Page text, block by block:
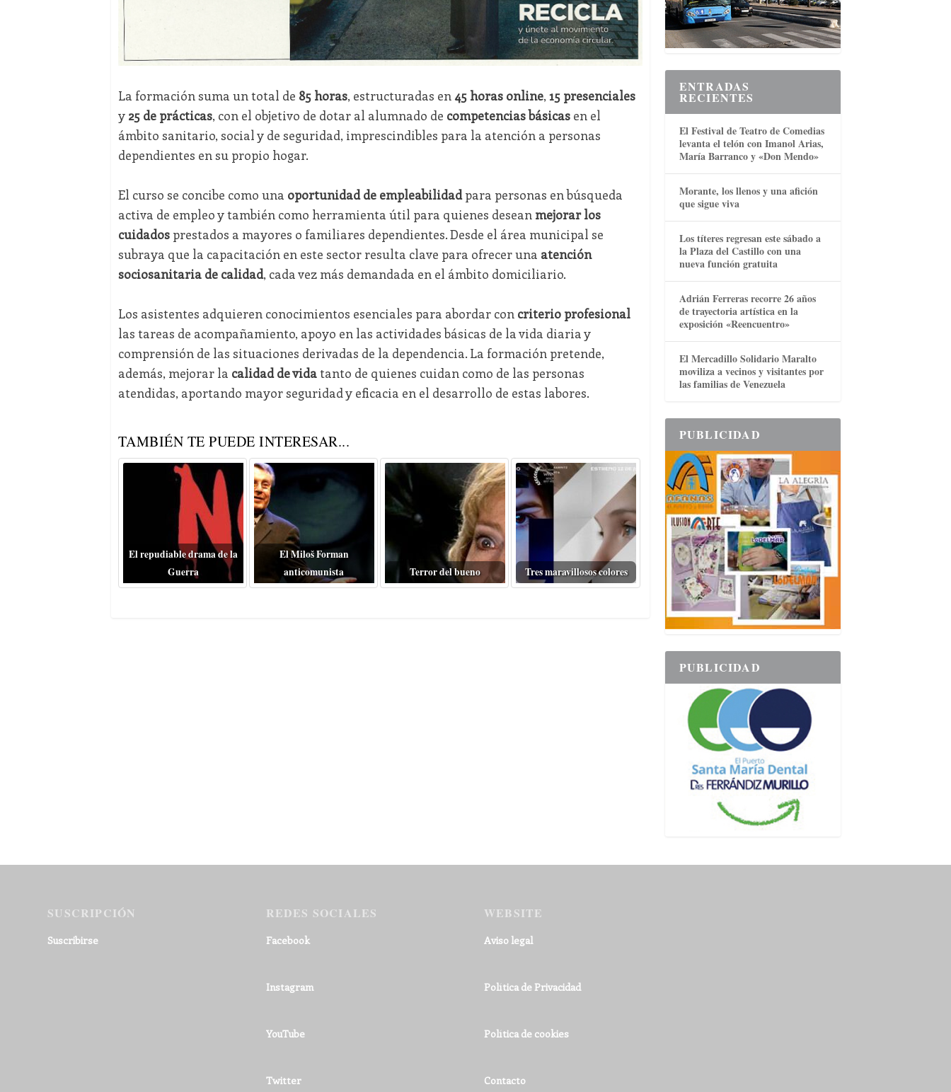
La formación suma un total de 85 horas, estructuradas en 45 horas online, 15 presenciales
y 25 de prácticas, con el objetivo de dotar al alumnado de competencias básicasen el
ámbito sanitario, social y de seguridad, imprescindibles para la atención a personas
dependientes en su propio hogar.
El curso se concibe como una oportunidad de empleabilidadpara personas en búsqueda
activa de empleo y también como herramienta útil para quienes desean mejorar los
cuidadosprestados a mayores o familiares dependientes. Desde el área municipal se
subraya que la capacitación en este sector resulta clave para ofrecer una atención
sociosanitaria de calidad, cada vez más demandada en el ámbito domiciliario.
Los asistentes adquieren conocimientos esenciales para abordar con criterio profesional
las tareas de acompañamiento, apoyo en las actividades básicas de la vida diaria y
comprensión de las situaciones derivadas de la dependencia. La formación pretende,
además, mejorar la calidad de vidatanto de quienes cuidan como de las personas
atendidas, aportando mayor seguridad y eficacia en el desarrollo de estas labores.
TAMBIÉN TE PUEDE INTERESAR...
El repudiable drama de la
Guerra
El Miloš Forman
anticomunista
Terror del bueno Tres maravillosos colores
ENTRADAS
RECIENTES
El Festival de Teatro de Comedias
levanta el telón con Imanol Arias,
María Barranco y «Don Mendo»
Morante, los llenos y una afición
que sigue viva
Los títeres regresan este sábado a
la Plaza del Castillo con una
nueva función gratuita
Adrián Ferreras recorre 26 años
de trayectoria artística en la
exposición «Reencuentro»
El Mercadillo Solidario Maralto
moviliza a vecinos y visitantes por
las familias de Venezuela
PUBLICIDAD
PUBLICIDAD
SUSCRIPCIÓN
Suscribirse
REDES SOCIALES
Facebook
Instagram
YouTube
Twitter
WEBSITE
Aviso legal
Política de Privacidad
Política de cookies
Contacto